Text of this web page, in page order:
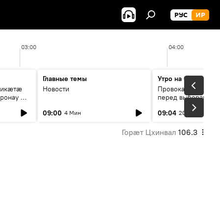
РУС ИР
03:00 04:00
æй
Главные темы
Новости
09:00 4 Мин
Утро на Спутнике
Провокации со
перед выборами в
09:04 20 Мин
Горӕт Цхинвал 106.3